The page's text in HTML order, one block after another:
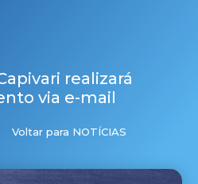
realizará
via e-mail
Voltar para NOTÍCIAS